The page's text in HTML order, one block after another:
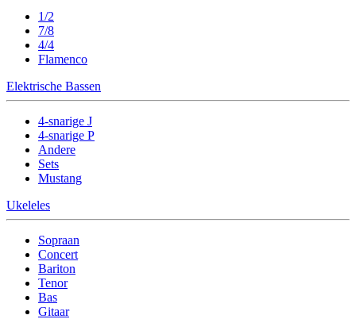
1/2
7/8
4/4
Flamenco
Elektrische Bassen
4-snarige J
4-snarige P
Andere
Sets
Mustang
Ukeleles
Sopraan
Concert
Bariton
Tenor
Bas
Gitaar